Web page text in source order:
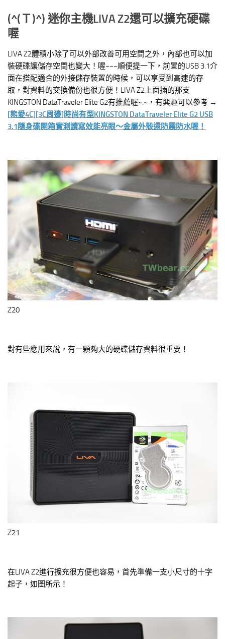
(^(Ｔ)^) 迷你主機LIVA Z2還可以擴充硬碟
喔
LIVA Z2體積小除了可以外部改善可用空間之外，內部也可以加
裝硬碟讓儲存空間也變大！喔~~~順便提一下，前置的USB 3.1介
面在搭配適合的外接儲存裝置的時候，可以享受到高速的存
取，對資料的交換備份也很方便！LIVA Z2上面插的那支
KINGSTON DataTraveler Elite G2有推薦喔~.~，有興趣可以參考 →
[熊愛4C][3C周邊]時尚有型KINGSTON DataTraveler Elite G2 USB
3.1隨身碟開箱實測讀寫效能亮眼～金屬外殼還防震防水喔！
Z20
對有些應用來說，有一顆夠大的硬碟儲存資料很重要！
Z21
在LIVA Z2進行擴充很方便也容易，首先準備一支小尺寸的十字
起子，如圖所示！